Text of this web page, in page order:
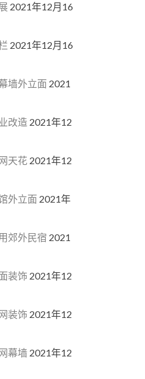
2021年12月16
2021年12月16
墙外立面 2021
改造 2021年12
天花 2021年12
外立面 2021年
郊外民宿 2021
装饰 2021年12
装饰 2021年12
幕墙 2021年12